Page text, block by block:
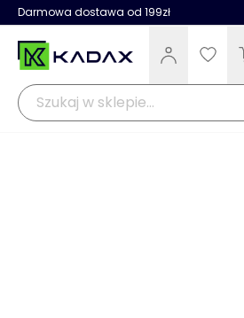
Darmowa dostawa od 199zł